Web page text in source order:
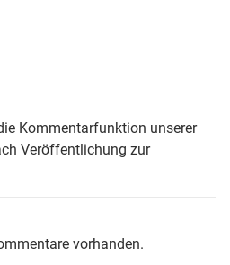
Kommentarfunktion unserer
Veröffentlichung zur
vorhanden.